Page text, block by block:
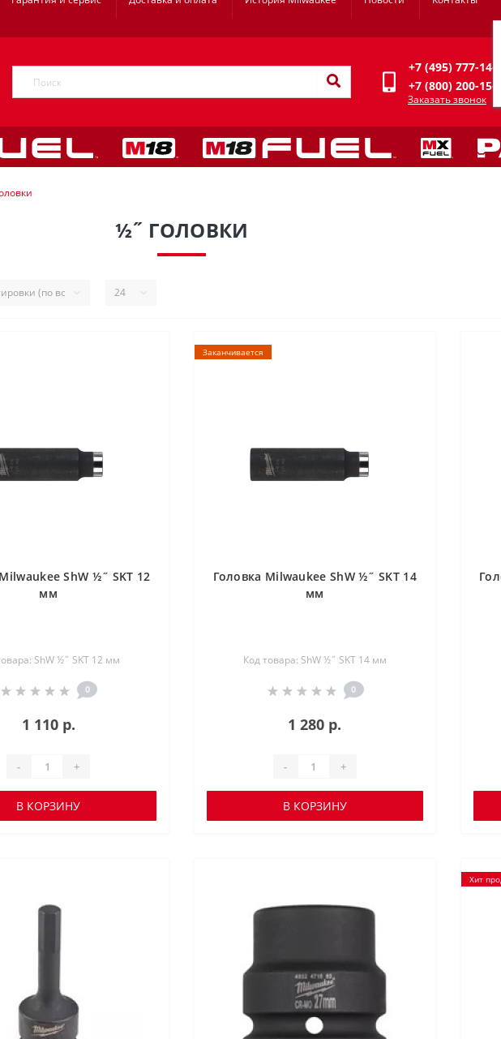
+7 (495) 777-14-94
+7 (800) 200-15-94
Заказать звонок
½˝ ГОЛОВКИ
ShW ½˝ SKT 12
мм
ShW ½˝ SKT 12 мм
0
1 110 р.
- +
В КОРЗИНУ
Заканчивается
Головка Milwaukee ShW ½˝ SKT 14
мм
Код товара: ShW ½˝ SKT 14 мм
0
1 280 р.
- +
В КОРЗИНУ
Хит